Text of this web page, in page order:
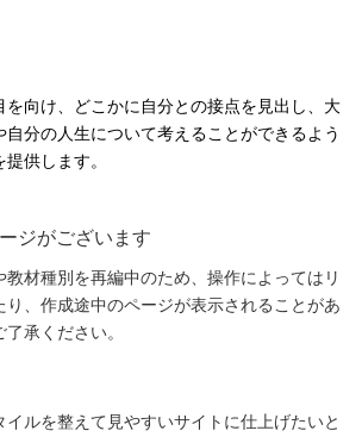
を向け、どこかに自分との接点を見出し、大
自分の人生について考えることができるよう
供します。
ジがございます
材種別を再編中のため、操作によってはリ
り、作成途中のページが表示されることがあ
承ください。
イルを整えて見やすいサイトに仕上げたいと